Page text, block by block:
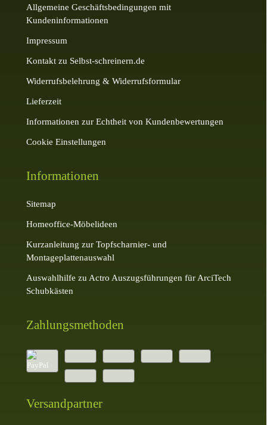
Allgemeine Geschäftsbedingungen mit
Kundeninformationen
Impressum
Kontakt zu Selbst-schreinern.de
Widerrufsbelehrung & Widerrufsformular
Lieferzeit
Informationen zur Echtheit von Kundenbewertungen
Cookie Einstellungen
Informationen
Sitemap
Homeoffice-Möbelideen
Kurzanleitung zur Topfscharnier- und
Montageplattenauswahl
Auswahlhilfe zu Actro Auszugsführungen für ArciTech
Schubkästen
Zahlungsmethoden
Versandpartner